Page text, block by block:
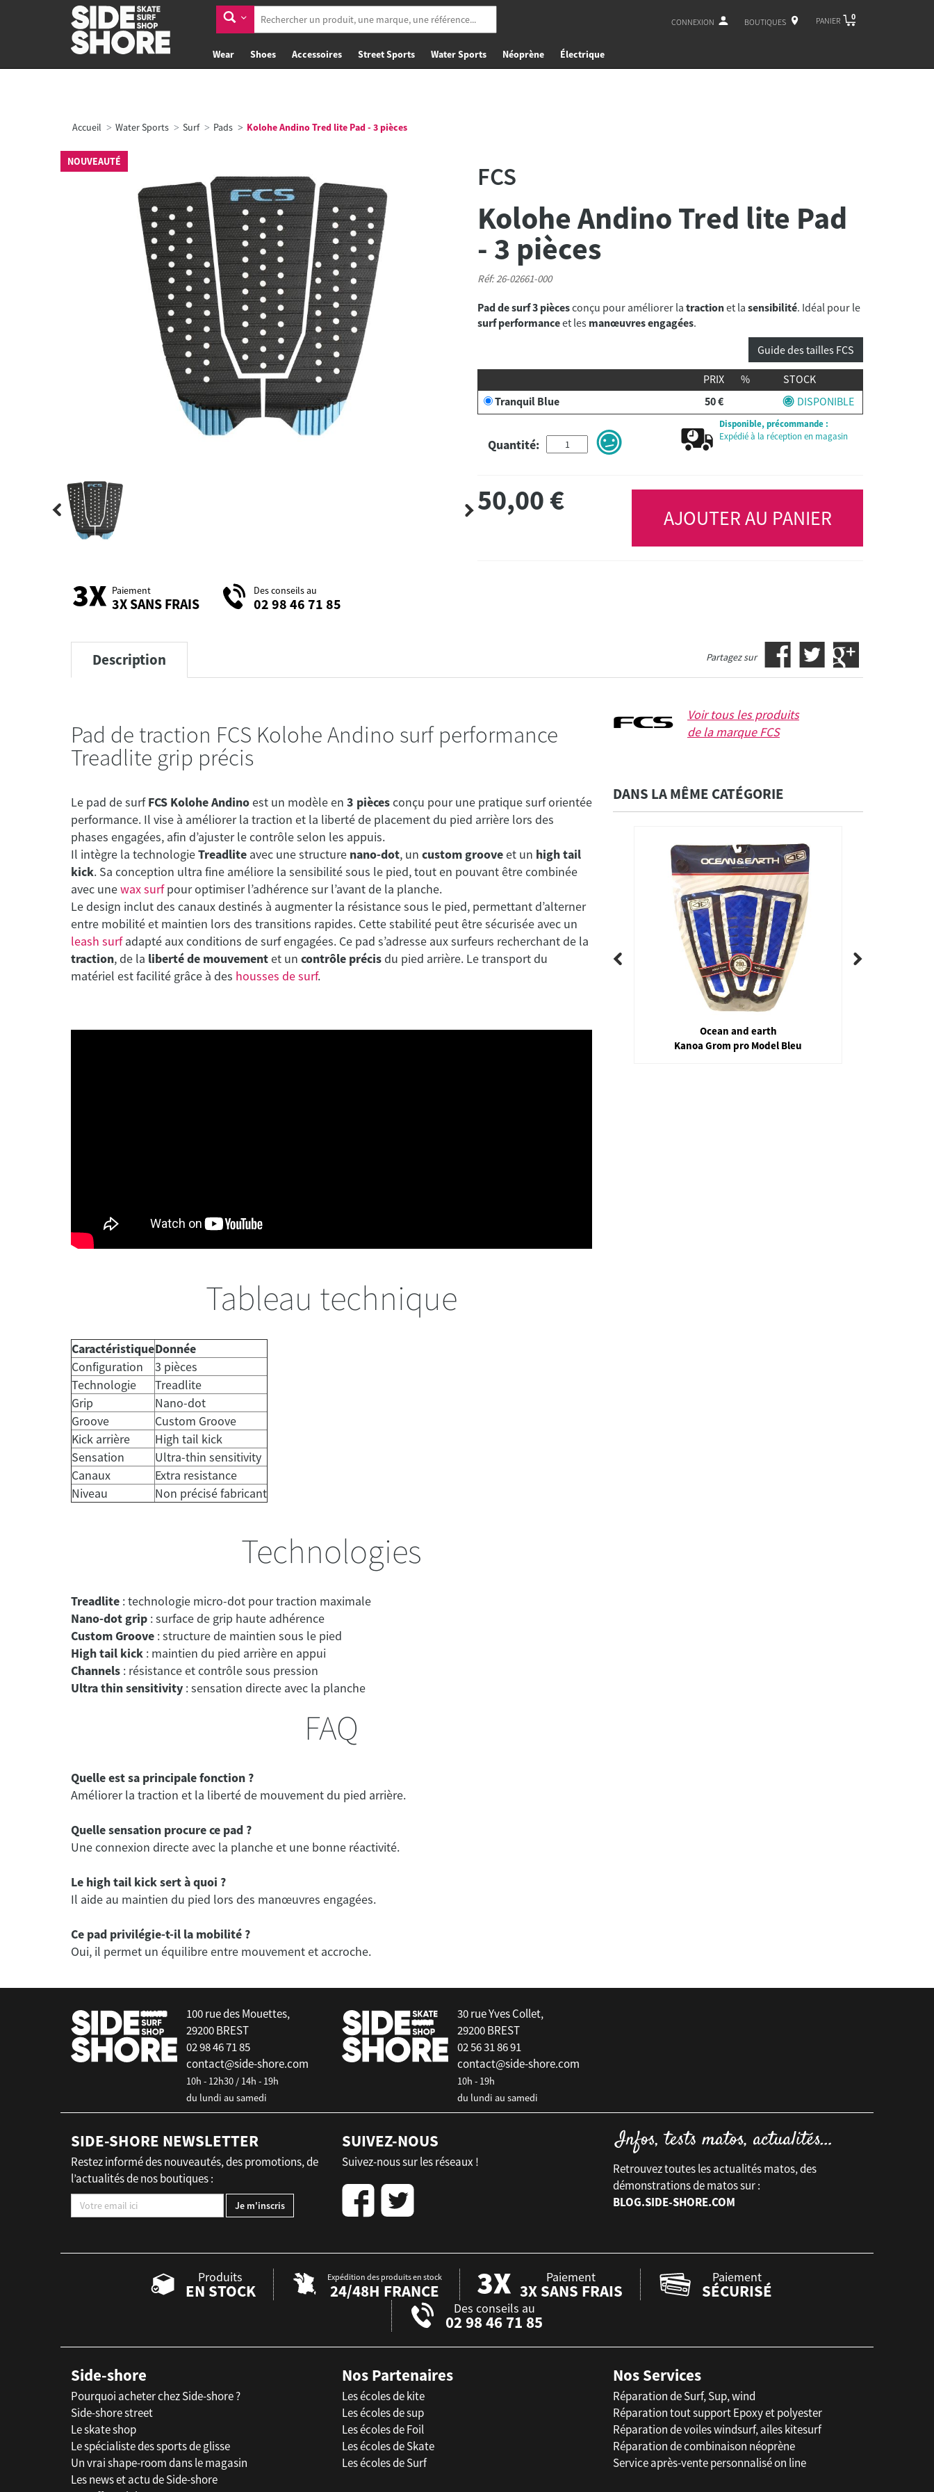
CONNEXION BOUTIQUES PANIER 0
Wear Shoes Accessoires Street Sports Water Sports Néoprène Électrique
Accueil Water Sports Surf Pads Kolohe Andino Tred lite Pad - 3 pièces
NOUVEAUTÉ
Paiement
3X SANS FRAIS
Des conseils au
02 98 46 71 85
FCS
Kolohe Andino Tred lite Pad
- 3 pièces
Réf: 26-02661-000
Pad de surf3 piècesconçu pour améliorer la tractionet la sensibilité. Idéal pour le
surf performanceet les manœuvres engagées
Guide des tailles FCS
PRIX %
STOCK
Tranquil Blue
50 € DISPONIBLE
Quantité:
Disponible, précommande :
Expédié à la réception en magasin
50,00€
AJOUTER AU PANIER
Partagez sur
Description
Pad de traction FCS Kolohe Andino surf performance
Treadlite grip précis
Le pad de surfFCS Kolohe Andinoest un modèle en 3 piècesconçu pour une pratique surf orientée
performance. Il vise à améliorer la traction et la liberté de placement du pied arrière lors des
phases engagées, afin d’ajuster le contrôle selon les appuis.
Il intègre la technologieTreadlite avec une structure nano-dot, un custom grooveet un high tail
kick. Sa conception ultra fine améliore la sensibilité sous le pied, tout en pouvant être combinée
avec unewax surfpour optimiser l’adhérence sur l’avant de la planche.
Le design inclut des canaux destinés à augmenter la résistance sous le pied, permettant d’alterner
entre mobilité et maintien lors des transitions rapides. Cette stabilité peut être sécurisée avec un
leash surfadapté aux conditions de surf engagées. Ce pad s’adresse aux surfeurs recherchant de la
traction, de la liberté de mouvementet un contrôle précisdu pied arrière. Le transport du
matériel est facilité grâce à des housses de surf.
Tableau technique
CaractéristiqueDonnée
Configuration
3 pièces
Technologie
Treadlite
Grip
Nano-dot
Groove
Custom Groove
Kick arrière
High tail kick
Sensation
Ultra-thin sensitivity
Canaux
Extra resistance
Niveau
Non précisé fabricant
Technologies
Treadlite
Nano-dot grip
Custom Groove
High tail kick
Channels
Ultra thin sensitivity
FAQ
Quelle est sa principale fonction ?
Améliorer la traction et la liberté de mouvement du pied arrière.
Quelle sensation procure ce pad ?
Une connexion directe avec la planche et une bonne réactivité.
Le high tail kick sert à quoi ?
Il aide au maintien du pied lors des manœuvres engagées.
Ce pad privilégie-t-il la mobilité ?
Voir tous les produits
de la marqueFCS
DANS LA MÊME CATÉGORIE
Pro-Lite
FCS
Ocean and earth
Kanoa Grom pro Model Bleu
100 rue des Mouettes,
29200 BREST
02 98 46 71 85
contact@side-shore.com
10h - 12h30 / 14h - 19h
du lundi au samedi
30 rue Yves Collet,
29200 BREST
02 56 31 86 91
contact@side-shore.com
10h - 19h
du lundi au samedi
SIDE-SHORE NEWSLETTER
Restez informé des nouveautés, des promotions, de
l’actualités de nos boutiques :
SUIVEZ-NOUS
Suivez-nous sur les réseaux !
Retrouvez toutes les actualités matos, des
démonstrations de matos sur :
BLOG.SIDE-SHORE.COM
Produits
EN STOCK
Expédition des produits en stock
24/48H FRANCE
Paiement
3X SANS FRAIS
Paiement
SÉCURISÉ
Des conseils au
02 98 46 71 85
Side-shore
Pourquoi acheter chez Side-shore ?
Side-shore street
Le skate shop
Le spécialiste des sports de glisse
Un vrai shape-room dans le magasin
Les news et actu de Side-shore
Nos Partenaires
Les écoles de kite
Les écoles de sup
Les écoles de Foil
Les écoles de Skate
Les écoles de Surf
Nos Services
Réparation de Surf, Sup, wind
Réparation tout support Epoxy et polyester
Réparation de voiles windsurf, ailes kitesurf
Réparation de combinaison néoprène
Service après-vente personnalisé on line